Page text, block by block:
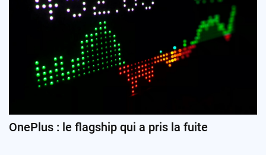
OnePlus : le flagship qui a pris la fuite